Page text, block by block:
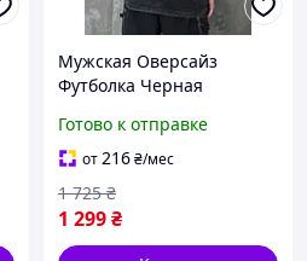
Мужская Оверсайз
Футболка Черная
Streetwear Without
Денвер Чоловіча
Оверсайз Футболка
Чорна Виварена З
Принтом
Готово к отправке
от216₴/мес
1 299₴
1 725 ₴